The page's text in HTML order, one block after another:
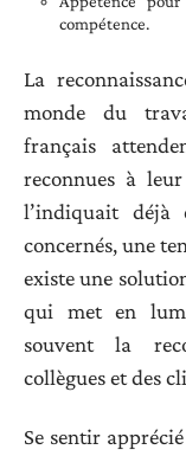
compétence.
La
monde du
français
reconnues à
l’indiquait déjà
concernés, une
existe une
qui met en
souvent la
collègues et des
Se sentir